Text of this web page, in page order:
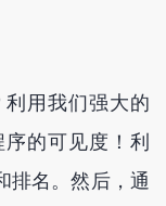
用我们强大的
序的可见度！利
排名。然后，通